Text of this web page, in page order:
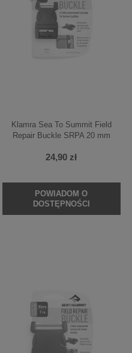
Klamra Sea To Summit Field
Repair Buckle SRPA 20 mm
24,90 zł
POWIADOM O
DOSTĘPNOŚCI